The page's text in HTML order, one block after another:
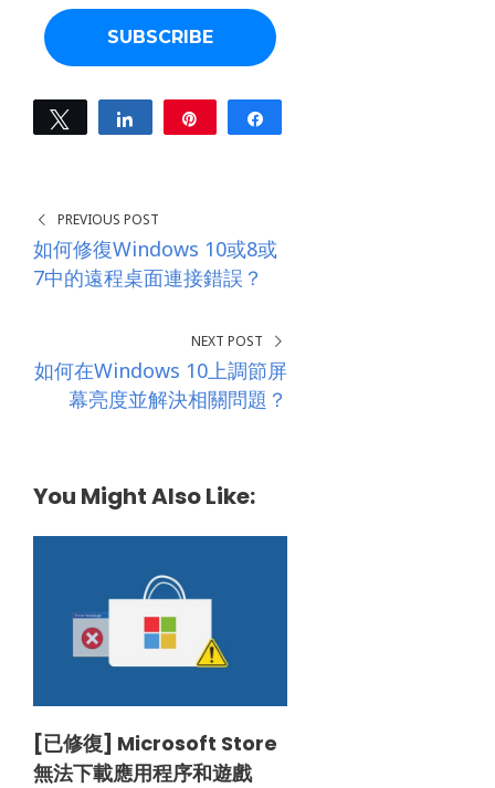
a
d
r
e
s
Tweet Share
PREVIOUS POST
如何修復Windows 10或8或
7中的遠程桌面連接錯誤？
NEXT POST
如何在Windows 10上調節屏
幕亮度並解決相關問題？
You Might Also Like:
[已修復] Microsoft Store
無法下載應用程序和遊戲